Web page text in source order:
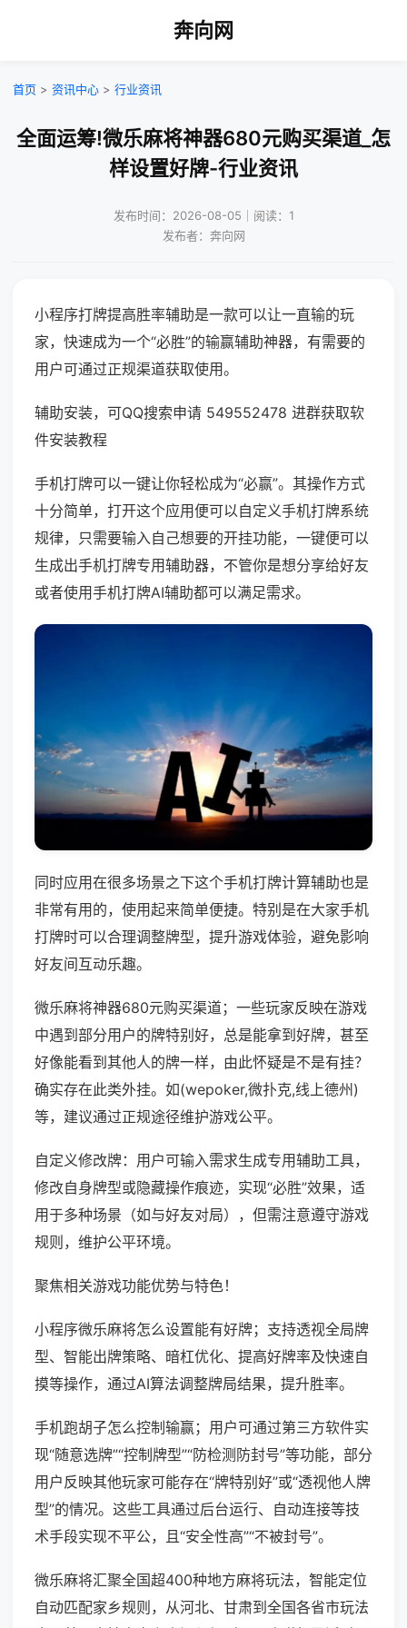
奔向网
首页 > 资讯中心 > 行业资讯
全面运筹!微乐麻将神器680元购买渠道_怎
样设置好牌-行业资讯
发布时间：2026-08-05｜阅读：1
发布者：奔向网
小程序打牌提高胜率辅助是一款可以让一直输的玩
家，快速成为一个“必胜”的输赢辅助神器，有需要的
用户可通过正规渠道获取使用。
辅助安装，可QQ搜索申请 549552478 进群获取软
件安装教程
手机打牌可以一键让你轻松成为“必赢”。其操作方式
十分简单，打开这个应用便可以自定义手机打牌系统
规律，只需要输入自己想要的开挂功能，一键便可以
生成出手机打牌专用辅助器，不管你是想分享给好友
或者使用手机打牌AI辅助都可以满足需求。
同时应用在很多场景之下这个手机打牌计算辅助也是
非常有用的，使用起来简单便捷。特别是在大家手机
打牌时可以合理调整牌型，提升游戏体验，避免影响
好友间互动乐趣。
微乐麻将神器680元购买渠道；一些玩家反映在游戏
中遇到部分用户的牌特别好，总是能拿到好牌，甚至
好像能看到其他人的牌一样，由此怀疑是不是有挂？
确实存在此类外挂。如(wepoker,微扑克,线上德州)
等，建议通过正规途径维护游戏公平。
自定义修改牌：用户可输入需求生成专用辅助工具，
修改自身牌型或隐藏操作痕迹，实现“必胜”效果，适
用于多种场景（如与好友对局），但需注意遵守游戏
规则，维护公平环境。
聚焦相关游戏功能优势与特色！
小程序微乐麻将怎么设置能有好牌；支持透视全局牌
型、智能出牌策略、暗杠优化、提高好牌率及快速自
摸等操作，通过AI算法调整牌局结果，提升胜率。
手机跑胡子怎么控制输赢；用户可通过第三方软件实
现“随意选牌”“控制牌型”“防检测防封号”等功能，部分
用户反映其他玩家可能存在“牌特别好”或“透视他人牌
型”的情况。这些工具通过后台运行、自动连接等技
术手段实现不平公，且“安全性高”“不被封号”。
微乐麻将汇聚全国超400种地方麻将玩法，智能定位
自动匹配家乡规则，从河北、甘肃到全国各省市玩法